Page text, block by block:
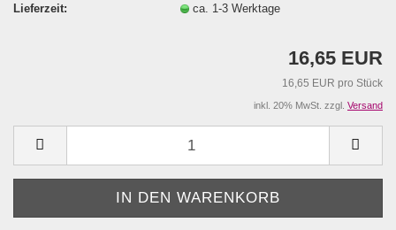
Lieferzeit:
ca. 1-3 Werktage
16,65 EUR
16,65 EUR pro Stück
inkl. 20% MwSt. zzgl. Versand